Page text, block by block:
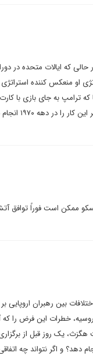
که ایالات متحده در
او منعکس کننده استراتژی
ترامپ به جای بازی با
(برای جدا کردن دو قدرت کمونیستی در برابر اتحاد
ممکن است فوراً توافق
بین رهبران اروپایی
خطرات این فرض را که
هگزث، یک روز قبل از
دهد؟ و اگر نتواند چه